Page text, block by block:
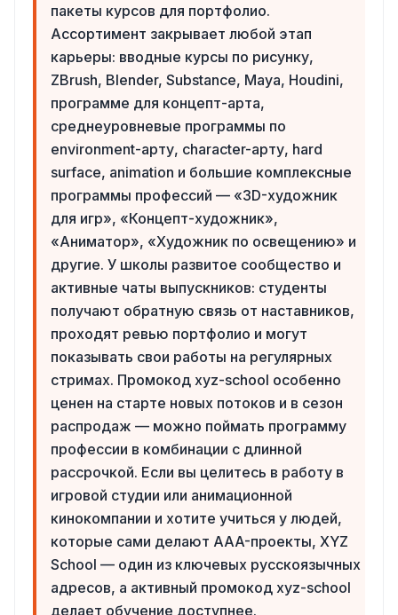
пакеты курсов для портфолио.
Ассортимент закрывает любой этап
карьеры: вводные курсы по рисунку,
ZBrush, Blender, Substance, Maya, Houdini,
программе для концепт-арта,
среднеуровневые программы по
environment-арту, character-арту, hard
surface, animation и большие комплексные
программы профессий — «3D-художник
для игр», «Концепт-художник»,
«Аниматор», «Художник по освещению» и
другие. У школы развитое сообщество и
активные чаты выпускников: студенты
получают обратную связь от наставников,
проходят ревью портфолио и могут
показывать свои работы на регулярных
стримах. Промокод xyz-school особенно
ценен на старте новых потоков и в сезон
распродаж — можно поймать программу
профессии в комбинации с длинной
рассрочкой. Если вы целитесь в работу в
игровой студии или анимационной
кинокомпании и хотите учиться у людей,
которые сами делают AAA-проекты, XYZ
School — один из ключевых русскоязычных
адресов, а активный промокод xyz-school
делает обучение доступнее.